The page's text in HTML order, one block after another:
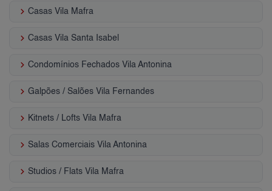
keyboard_arrow_right Casas Vila Mafra
keyboard_arrow_right Casas Vila Santa Isabel
keyboard_arrow_right Condomínios Fechados Vila Antonina
keyboard_arrow_right Galpões / Salões Vila Fernandes
keyboard_arrow_right Kitnets / Lofts Vila Mafra
keyboard_arrow_right Salas Comerciais Vila Antonina
keyboard_arrow_right Studios / Flats Vila Mafra